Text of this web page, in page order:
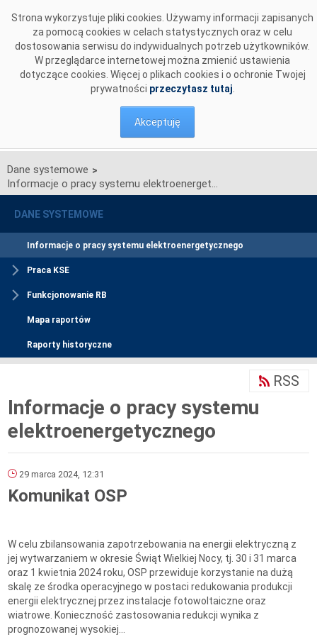
Strona wykorzystuje pliki cookies. Używamy informacji zapisanych
za pomocą cookies w celach statystycznych oraz w celu
dostosowania serwisu do indywidualnych potrzeb użytkowników.
W przeglądarce internetowej można zmienić ustawienia
dotyczące cookies. Więcej o plikach cookies i o ochronie Twojej
prywatności przeczytasz tutaj
Akceptuję
Dane systemowe >
Informacje o pracy systemu elektroenergetycznego
DANE SYSTEMOWE
Informacje o pracy systemu elektroenergetycznego
Praca KSE
Funkcjonowanie RB
Mapa raportów
Raporty historyczne
Informacje o pracy systemu
elektroenergetycznego
RSS
29 marca 2024, 12:31
Komunikat OSP
W celu zbilansowania zapotrzebowania na energii elektryczną z
jej wytwarzaniem w okresie Świąt Wielkiej Nocy, tj. 30 i 31 marca
oraz 1 kwietnia 2024 roku, OSP przewiduje korzystanie na dużą
skalę ze środka operacyjnego w postaci redukowania produkcji
energii elektrycznej przez instalacje fotowoltaiczne oraz
wiatrowe. Konieczność zastosowania redukcji wynika z
prognozowanej wysokiej...